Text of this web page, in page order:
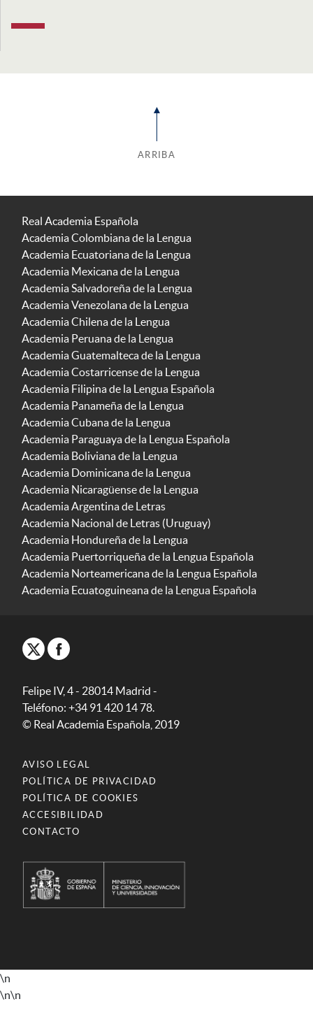
ARRIBA
Real Academia Española
Academia Colombiana de la Lengua
Academia Ecuatoriana de la Lengua
Academia Mexicana de la Lengua
Academia Salvadoreña de la Lengua
Academia Venezolana de la Lengua
Academia Chilena de la Lengua
Academia Peruana de la Lengua
Academia Guatemalteca de la Lengua
Academia Costarricense de la Lengua
Academia Filipina de la Lengua Española
Academia Panameña de la Lengua
Academia Cubana de la Lengua
Academia Paraguaya de la Lengua Española
Academia Boliviana de la Lengua
Academia Dominicana de la Lengua
Academia Nicaragüense de la Lengua
Academia Argentina de Letras
Academia Nacional de Letras (Uruguay)
Academia Hondureña de la Lengua
Academia Puertorriqueña de la Lengua Española
Academia Norteamericana de la Lengua Española
Academia Ecuatoguineana de la Lengua Española
Felipe IV, 4 - 28014 Madrid -
Teléfono: +34 91 420 14 78.
© Real Academia Española, 2019
AVISO LEGAL
POLÍTICA DE PRIVACIDAD
POLÍTICA DE COOKIES
ACCESIBILIDAD
CONTACTO
\n
\n\n